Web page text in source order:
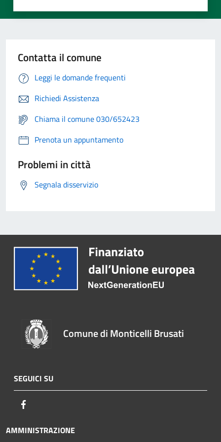
Contatta il comune
Leggi le domande frequenti
Richiedi Assistenza
Chiama il comune 030/652423
Prenota un appuntamento
Problemi in città
Segnala disservizio
Comune di Monticelli Brusati
SEGUICI SU
AMMINISTRAZIONE